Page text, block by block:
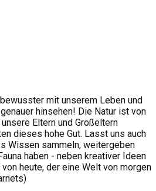
mit unserem Leben und
hinsehen! Die Natur ist von
Eltern und Großeltern
dieses hohe Gut. Lasst uns auch
Wissen sammeln, weitergeben
haben - neben kreativer Ideen
heute, der eine Welt von morgen